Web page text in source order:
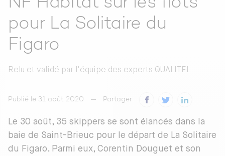
pour La Solitaire du
Figaro
Relu et validé par l'équipe des experts QUALITEL
Publié le 31 août 2020 Partager
Le 30 août, 35 skippers se sont élancés dans la
baie de Saint-Brieuc pour le départ de La Solitaire
du Figaro. Parmi eux, Corentin Douguet et son